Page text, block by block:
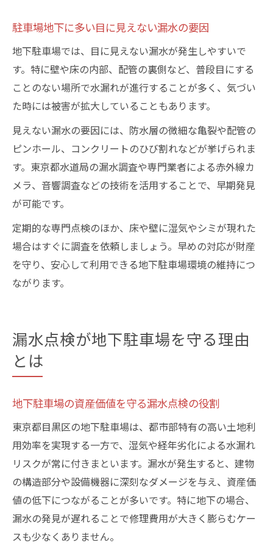
駐車場地下に多い目に見えない漏水の要因
地下駐車場では、目に見えない漏水が発生しやすいで
す。特に壁や床の内部、配管の裏側など、普段目にする
ことのない場所で水漏れが進行することが多く、気づい
た時には被害が拡大していることもあります。
見えない漏水の要因には、防水層の微細な亀裂や配管の
ピンホール、コンクリートのひび割れなどが挙げられま
す。東京都水道局の漏水調査や専門業者による赤外線カ
メラ、音響調査などの技術を活用することで、早期発見
が可能です。
定期的な専門点検のほか、床や壁に湿気やシミが現れた
場合はすぐに調査を依頼しましょう。早めの対応が財産
を守り、安心して利用できる地下駐車場環境の維持につ
ながります。
漏水点検が地下駐車場を守る理由
とは
地下駐車場の資産価値を守る漏水点検の役割
東京都目黒区の地下駐車場は、都市部特有の高い土地利
用効率を実現する一方で、湿気や経年劣化による水漏れ
リスクが常に付きまといます。漏水が発生すると、建物
の構造部分や設備機器に深刻なダメージを与え、資産価
値の低下につながることが多いです。特に地下の場合、
漏水の発見が遅れることで修理費用が大きく膨らむケー
スも少なくありません。